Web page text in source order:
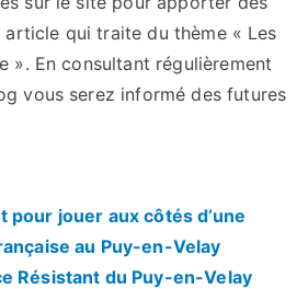
qui traite du thème « Les
». En consultant régulièrement
vous serez informé des futures
pour jouer aux côtés d’une
au Puy-en-Velay
Résistant du Puy-en-Velay